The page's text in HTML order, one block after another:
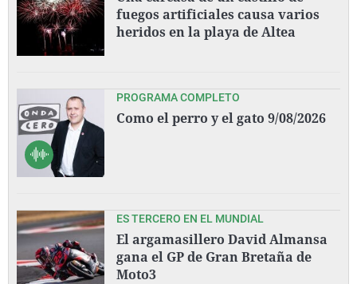
fuegos artificiales causa varios
heridos en la playa de Altea
PROGRAMA COMPLETO
Como el perro y el gato 9/08/2026
ES TERCERO EN EL MUNDIAL
El argamasillero David Almansa
gana el GP de Gran Bretaña de
Moto3